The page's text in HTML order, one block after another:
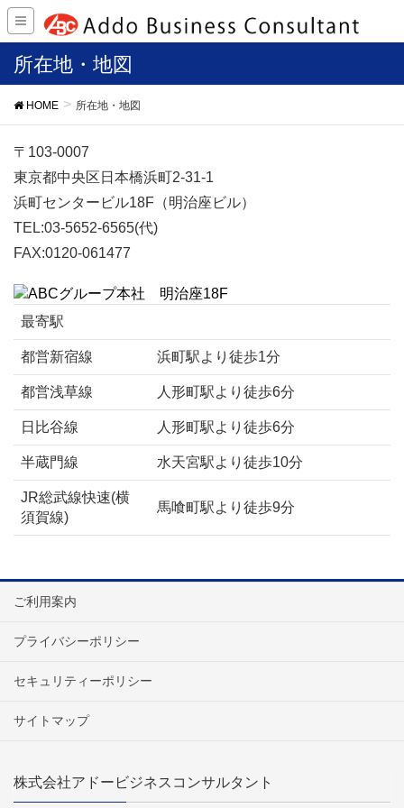
所在地・地図
HOME 所在地・地図
〒103-0007
東京都中央区日本橋浜町2-31-1
浜町センタービル18F（明治座ビル）
TEL:03-5652-6565(代)
FAX:0120-061477
最寄駅
都営新宿線 浜町駅より徒歩1分
都営浅草線 人形町駅より徒歩6分
日比谷線 人形町駅より徒歩6分
半蔵門線 水天宮駅より徒歩10分
JR総武線快速(横
須賀線)
馬喰町駅より徒歩9分
ご利用案内
プライバシーポリシー
セキュリティーポリシー
サイトマップ
株式会社アドービジネスコンサルタント